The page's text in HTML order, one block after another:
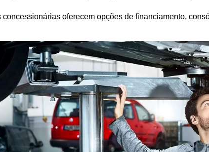
concessionárias oferecem opções de financiamento,